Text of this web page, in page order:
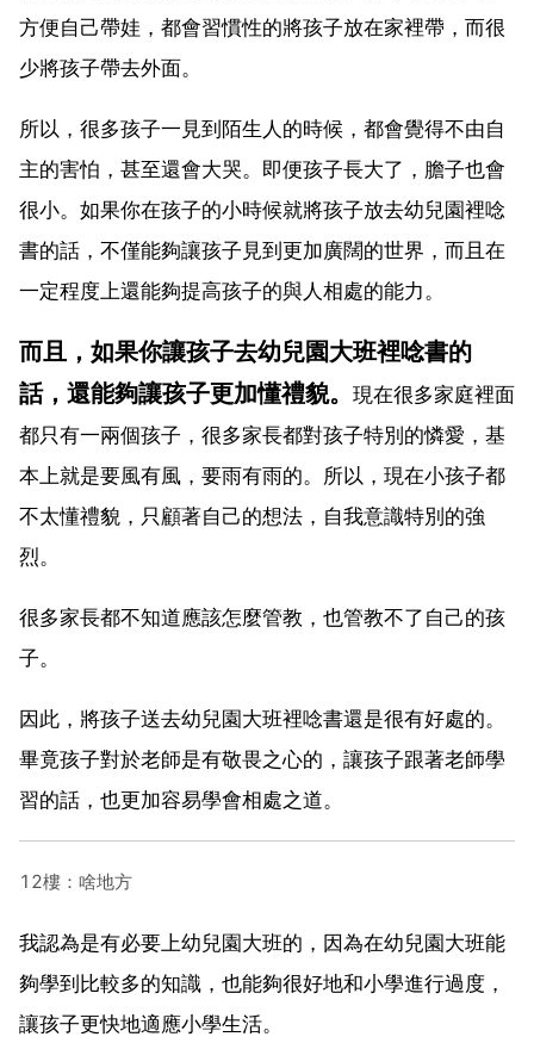
方便自己帶娃，都會習慣性的將孩子放在家裡帶，而很
少將孩子帶去外面。
所以，很多孩子一見到陌生人的時候，都會覺得不由自
主的害怕，甚至還會大哭。即便孩子長大了，膽子也會
很小。如果你在孩子的小時候就將孩子放去幼兒園裡唸
書的話，不僅能夠讓孩子見到更加廣闊的世界，而且在
一定程度上還能夠提高孩子的與人相處的能力。
而且，如果你讓孩子去幼兒園大班裡唸書的
話，還能夠讓孩子更加懂禮貌。
現在很多家庭裡面
都只有一兩個孩子，很多家長都對孩子特別的憐愛，基
本上就是要風有風，要雨有雨的。所以，現在小孩子都
不太懂禮貌，只顧著自己的想法，自我意識特別的強
烈。
很多家長都不知道應該怎麼管教，也管教不了自己的孩
子。
因此，將孩子送去幼兒園大班裡唸書還是很有好處的。
畢竟孩子對於老師是有敬畏之心的，讓孩子跟著老師學
習的話，也更加容易學會相處之道。
12樓：啥地方
我認為是有必要上幼兒園大班的，因為在幼兒園大班能
夠學到比較多的知識，也能夠很好地和小學進行過度，
讓孩子更快地適應小學生活。